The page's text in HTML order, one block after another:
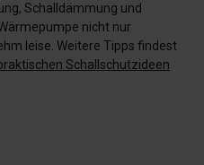
Schalldämmung und
nicht nur
leise. Weitere Tipps findest
Schallschutzideen